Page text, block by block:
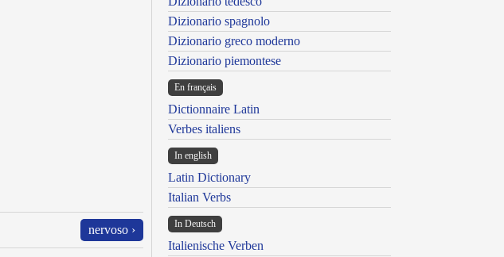
nervoso ›
Dizionario spagnolo
Dizionario greco moderno
Dizionario piemontese
En français
Dictionnaire Latin
Verbes italiens
In english
Latin Dictionary
Italian Verbs
In Deutsch
Italienische Verben